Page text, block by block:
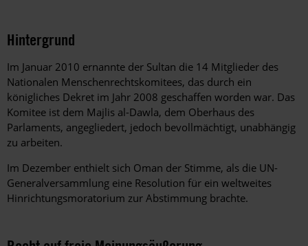
Hintergrund
Im Januar 2010 ernannte der Sultan die 14 Mitglieder des
Nationalen Menschenrechtskomitees, das durch ein
königliches Dekret im Jahr 2008 geschaffen worden war. Das
Komitee ist dem Majlis al-Dawla, dem Oberhaus des
Parlaments, angegliedert, jedoch bevollmächtigt, unabhängig
zu arbeiten.
Im Dezember enthielt sich Oman der Stimme, als die UN-
Generalversammlung eine Resolution für ein weltweites
Hinrichtungsmoratorium zur Abstimmung brachte.